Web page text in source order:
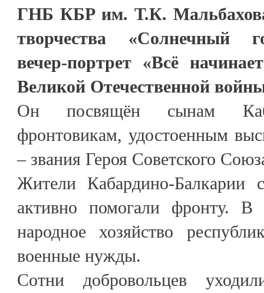
ГНБ КБР им. Т.К.
творчества «Солнечный
вечер-портрет «Всё
Великой Отечественной
Он посвящён сынам
фронтовикам, удостоенным
– звания Героя Советского
Жители Кабардино-
активно помогали фронту. В
народное хозяйство
военные нужды.
Сотни добровольцев